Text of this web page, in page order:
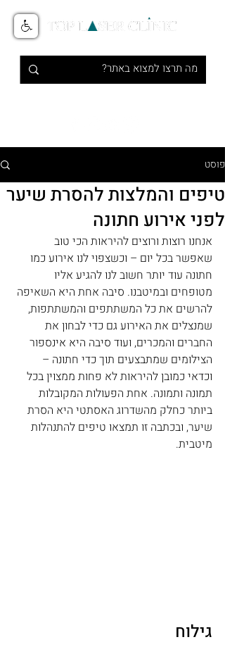
פוסט
טיפים והמלצות להסרת שיער
לפני אירוע חתונה
אנחנו רוצות ורוצים להיראות הכי טוב
שאפשר בכל יום – וכשצפוי לנו אירוע כמו
חתונה עוד יותר חשוב לנו להגיע אליו
מטופחים ובמיטבנו. סיבה אחת היא השאיפה
להרשים את כל המשתתפים והמשתתפות,
שמנצלים את האירוע גם כדי לבחון את
החברים והמכרים, ועוד סיבה היא אינספור
הצילומים שמתבצעים תוך כדי חתונה –
וכדאי כמובן להיראות לא פחות ממצוין בכל
תמונה ותמונה. אחת הפעולות המקובלות
ביותר כחלק מהשדרוג האסתטי היא הסרת
שיער, ובכתבה זו תמצאו טיפים להתנהלות
מיטבית.
גילוח